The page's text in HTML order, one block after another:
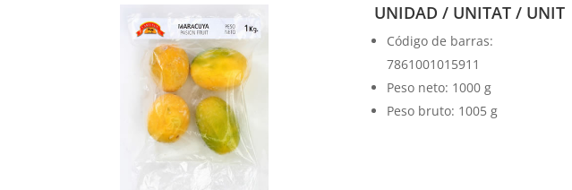
UNIDAD / UNITAT / UNIT
Código de barras:
7861001015911
Peso neto: 1000 g
Peso bruto: 1005 g